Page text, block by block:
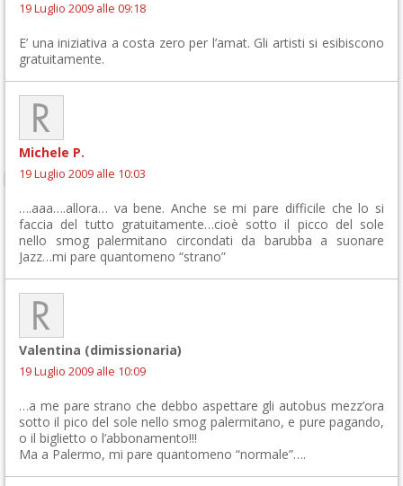
19 Luglio 2009 alle 09:18
E’ una iniziativa a costa zero per l’amat. Gli artisti si esibiscono
gratuitamente.
Michele P.
19 Luglio 2009 alle 10:03
….aaa….allora… va bene. Anche se mi pare difficile che lo si
faccia del tutto gratuitamente…cioè sotto il picco del sole
nello smog palermitano circondati da barubba a suonare
Jazz…mi pare quantomeno “strano”
Valentina (dimissionaria)
19 Luglio 2009 alle 10:09
…a me pare strano che debbo aspettare gli autobus mezz’ora
sotto il pico del sole nello smog palermitano, e pure pagando,
o il biglietto o l’abbonamento!!!
Ma a Palermo, mi pare quantomeno “normale”….